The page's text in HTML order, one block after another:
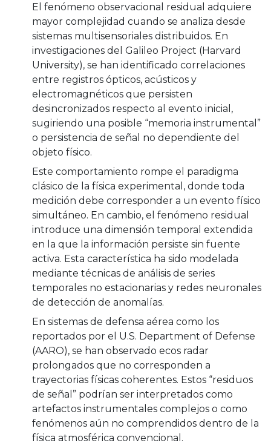
El fenómeno observacional residual adquiere
mayor complejidad cuando se analiza desde
sistemas multisensoriales distribuidos. En
investigaciones del Galileo Project (Harvard
University), se han identificado correlaciones
entre registros ópticos, acústicos y
electromagnéticos que persisten
desincronizados respecto al evento inicial,
sugiriendo una posible “memoria instrumental”
o persistencia de señal no dependiente del
objeto físico.
Este comportamiento rompe el paradigma
clásico de la física experimental, donde toda
medición debe corresponder a un evento físico
simultáneo. En cambio, el fenómeno residual
introduce una dimensión temporal extendida
en la que la información persiste sin fuente
activa. Esta característica ha sido modelada
mediante técnicas de análisis de series
temporales no estacionarias y redes neuronales
de detección de anomalías.
En sistemas de defensa aérea como los
reportados por el U.S. Department of Defense
(AARO), se han observado ecos radar
prolongados que no corresponden a
trayectorias físicas coherentes. Estos “residuos
de señal” podrían ser interpretados como
artefactos instrumentales complejos o como
fenómenos aún no comprendidos dentro de la
física atmosférica convencional.